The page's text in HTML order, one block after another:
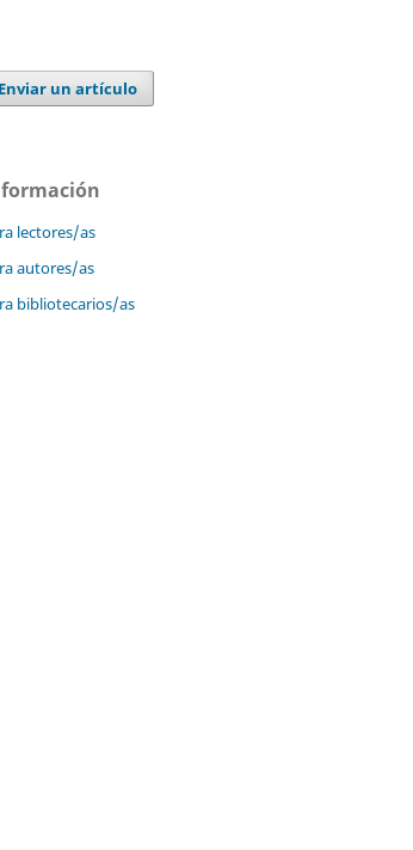
Enviar un artículo
lectores/as
autores/as
bibliotecarios/as